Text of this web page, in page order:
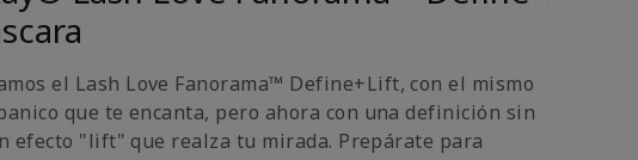
el Lash Love Fanorama™ Define+Lift, con el mismo
que te encanta, pero ahora con una definición sin
efecto "lift" que realza tu mirada. Prepárate para